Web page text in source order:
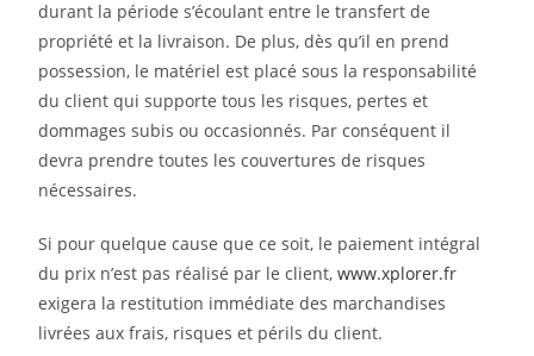
durant la période s’écoulant entre le transfert de
propriété et la livraison. De plus, dès qu’il en prend
possession, le matériel est placé sous la responsabilité
du client qui supporte tous les risques, pertes et
dommages subis ou occasionnés. Par conséquent il
devra prendre toutes les couvertures de risques
nécessaires.
Si pour quelque cause que ce soit, le paiement intégral
du prix n’est pas réalisé par le client,www.xplorer.fr
exigera la restitution immédiate des marchandises
livrées aux frais, risques et périls du client.